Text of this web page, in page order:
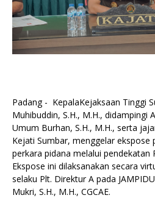
Padang - KepalaKejaksaan Tinggi
Muhibuddin, S.H., M.H., didampingi
Umum Burhan, S.H., M.H., serta
Kejati Sumbar, menggelar ekspose
perkara pidana melalui pendekatan
Ekspose ini dilaksanakan secara
selaku Plt. Direktur A pada
Mukri, S.H., M.H., CGCAE.